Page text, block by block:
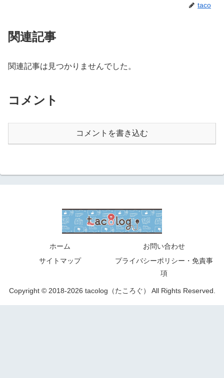
taco
関連記事
関連記事は見つかりませんでした。
コメント
コメントを書き込む
ホーム
お問い合わせ
サイトマップ
プライバシーポリシー・免責事
項
Copyright © 2018-2026 tacolog（たころぐ） All Rights Reserved.